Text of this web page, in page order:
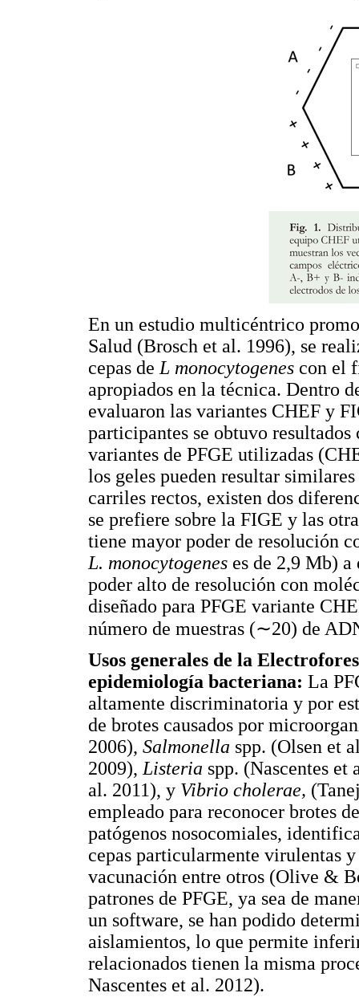
En un estudio multicéntrico
Salud (Brosch et al. 1996), se
cepas de L monocytogenes con el
apropiados en la técnica. Dentro
evaluaron las variantes CHEF y
participantes se obtuvo
variantes de PFGE utilizadas
los geles pueden resultar
carriles rectos, existen dos
se prefiere sobre la FIGE y las
tiene mayor poder de resolución
L. monocytogenes es de 2,9 Mb)
poder alto de resolución con
diseñado para PFGE variante
número de muestras (∼20) de
Usos generales de la
epidemiología bacteriana: La
altamente discriminatoria y por
de brotes causados por
2006), Salmonella spp. (Olsen et
2009),Listeria spp. (Nascentes et
al. 2011), y Vibrio cholerae,
empleado para reconocer brotes
patógenos nosocomiales,
cepas particularmente virulentas
vacunación entre otros (Olive &
patrones de PFGE, ya sea de
un software, se han podido
aislamientos, lo que permite
relacionados tienen la misma
Nascentes et al. 2012).